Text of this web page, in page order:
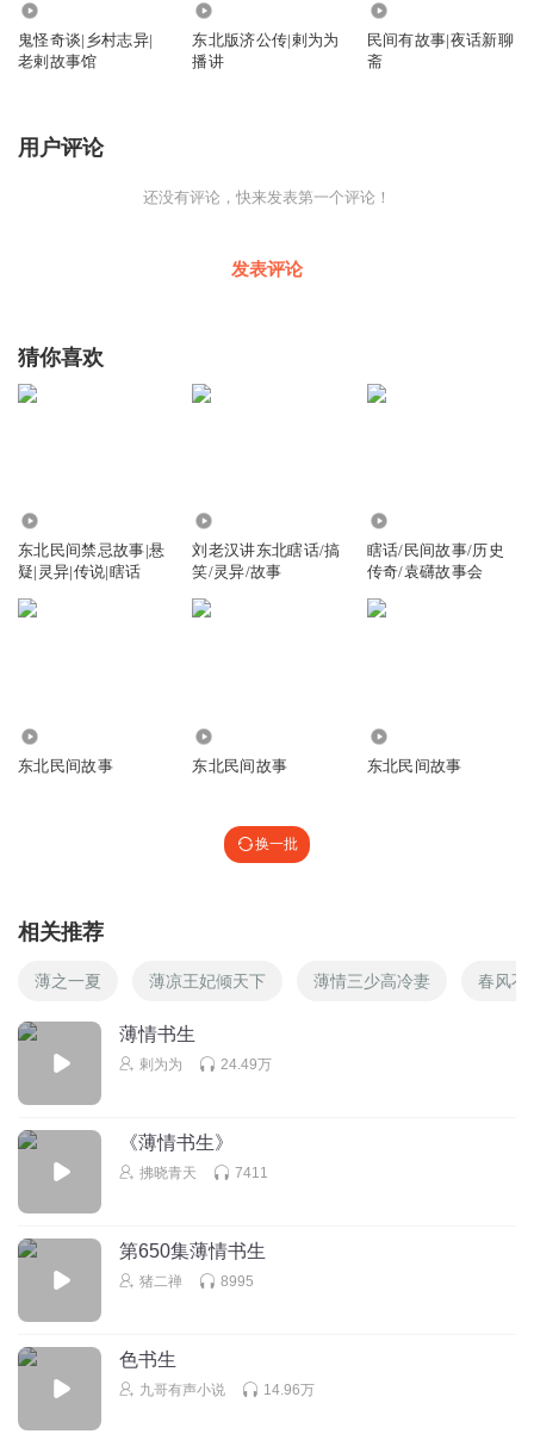
鬼怪奇谈|乡村志异|
老剌故事馆
东北版济公传|剌为为
播讲
民间有故事|夜话新聊
斋
用户评论
还没有评论，快来发表第一个评论！
发表评论
猜你喜欢
东北民间禁忌故事|悬
疑|灵异|传说|瞎话
刘老汉讲东北瞎话/搞
笑/灵异/故事
瞎话/民间故事/历史
传奇/袁礴故事会
东北民间故事 东北民间故事 东北民间故事
换一批
相关推荐
薄之一夏 薄凉王妃倾天下 薄情三少高冷妻 春风不
薄情书生
剌为为 24.49万
《薄情书生》
拂晓青天 7411
第650集薄情书生
猪二禅 8995
色书生
九哥有声小说 14.96万